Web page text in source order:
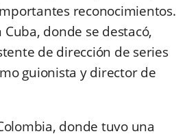
reconocimientos.
donde se destacó,
de dirección de series
guionista y director de
donde tuvo una